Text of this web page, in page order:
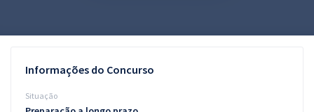
Questões grátis
Informações do Concurso
Situação